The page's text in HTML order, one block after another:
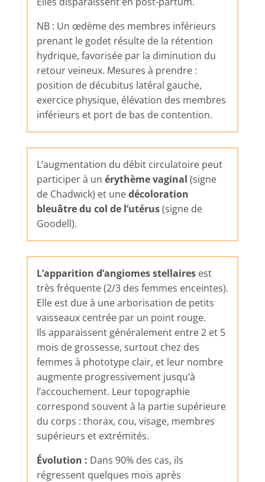
NB : Un œdème des membres inférieurs
prenant le godet résulte de la rétention
hydrique, favorisée par la diminution du
retour veineux. Mesures à prendre :
position de décubitus latéral gauche,
exercice physique, élévation des membres
inférieurs et port de bas de contention.
L’augmentation du débit circulatoire peut
participer à un érythème vaginal (signe
de Chadwick) et unedécoloration
bleuâtre du col de l’utérus(signe de
Goodell).
L’apparition d’angiomes stellairesest
très fréquente (2/3 des femmes enceintes).
Elle est due à une arborisation de petits
vaisseaux centrée par un point rouge.
Ils apparaissent généralement entre 2 et 5
mois de grossesse, surtout chez des
femmes à phototype clair, et leur nombre
augmente progressivement jusqu’à
l’accouchement. Leur topographie
correspond souvent à la partie supérieure
du corps : thorax, cou, visage, membres
supérieurs et extrémités.
Évolution : Dans 90% des cas, ils
régressent quelques mois après